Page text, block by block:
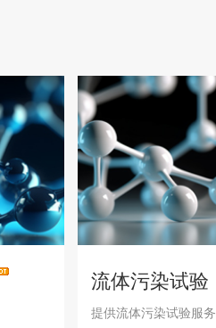
流体污染试验
提供流体污染试验服务